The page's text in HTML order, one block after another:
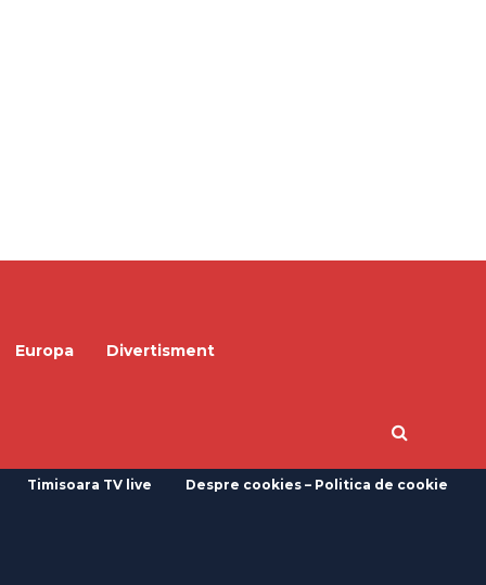
Europa Divertisment
Timisoara TV live Despre cookies – Politica de cookie